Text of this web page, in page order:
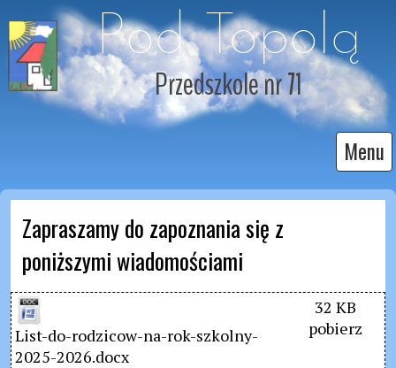
Pod Topolą
Przedszkole nr 71
Menu
Zapraszamy do zapoznania się z
poniższymi wiadomościami
List-do-rodzicow-na-rok-szkolny-
2025-2026.docx
32 KB
pobierz